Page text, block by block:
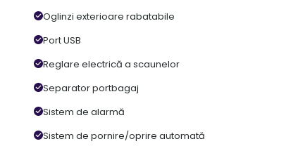
Oglinzi exterioare rabatabile
Port USB
Reglare electrică a scaunelor
Separator portbagaj
Sistem de alarmă
Sistem de pornire/oprire automată